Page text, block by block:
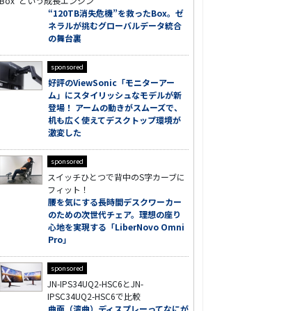
“120TB消失危機”を救ったBox。ゼ
ネラルが挑むグローバルデータ統合
の舞台裏
sponsored
好評のViewSonic「モニターアー
ム」にスタイリッシュなモデルが新
登場！ アームの動きがスムーズで、
机も広く使えてデスクトップ環境が
激変した
sponsored
スイッチひとつで背中のS字カーブに
フィット！
腰を気にする長時間デスクワーカー
のための次世代チェア。理想の座り
心地を実現する「LiberNovo Omni
Pro」
sponsored
JN-IPS34UQ2-HSC6とJN-
IPSC34UQ2-HSC6で比較
曲面（湾曲）ディスプレーってなにが